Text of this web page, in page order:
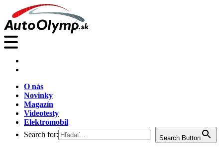
O nás
Novinky
Magazín
Videotesty
Elektromobil
Search for:
Search Button